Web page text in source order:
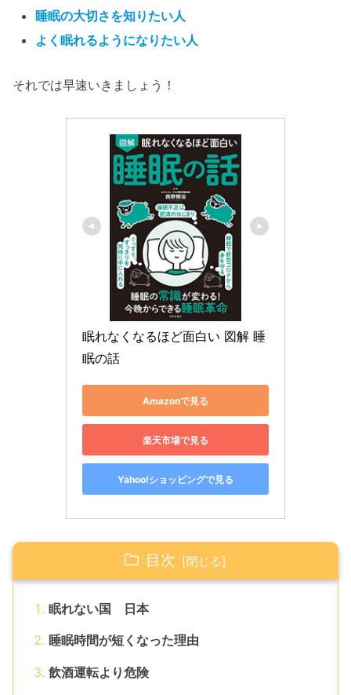
睡眠の大切さを知りたい人
よく眠れるようになりたい人
それでは早速いきましょう！
眠れなくなるほど面白い 図解 睡
眠の話
Amazonで見る
楽天市場で見る
Yahoo!ショッピングで見る
目次
眠れない国 日本
睡眠時間が短くなった理由
飲酒運転より危険